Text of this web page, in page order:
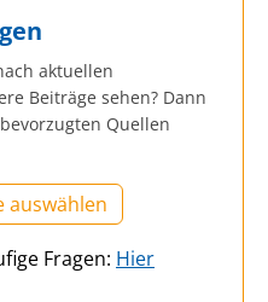
aktuellen
Beiträge sehen? Dann
Quellen
auswählen
Fragen: Hier